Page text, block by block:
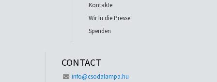
Kontakte
Wir in die Presse
Spenden
CONTACT
info@csodalampa.hu